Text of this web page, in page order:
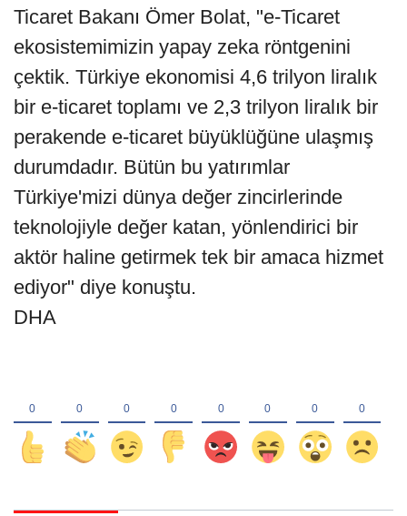
Ticaret Bakanı Ömer Bolat, "e-Ticaret
ekosistemimizin yapay zeka röntgenini
çektik. Türkiye ekonomisi 4,6 trilyon liralık
bir e-ticaret toplamı ve 2,3 trilyon liralık bir
perakende e-ticaret büyüklüğüne ulaşmış
durumdadır. Bütün bu yatırımlar
Türkiye'mizi dünya değer zincirlerinde
teknolojiyle değer katan, yönlendirici bir
aktör haline getirmek tek bir amaca hizmet
ediyor" diye konuştu.
DHA